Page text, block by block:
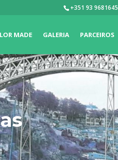
+351 93 9681645
MADE GALERIA PARCEIROS